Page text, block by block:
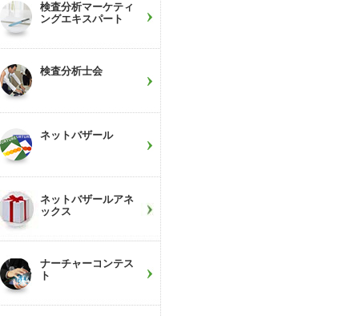
検査分析マーケティ
ングエキスパート
検査分析士会
ネットバザール
ネットバザールアネ
ックス
ナーチャーコンテス
ト